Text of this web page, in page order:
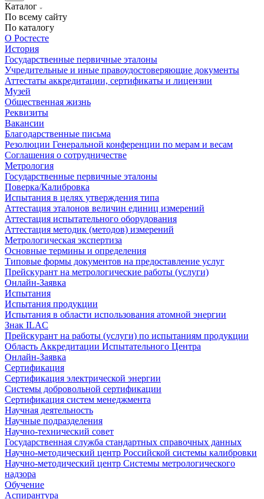
Каталог
По всему сайту
По каталогу
О Ростесте
История
Государственные первичные эталоны
Учредительные и иные правоудостоверяющие документы
Аттестаты аккредитации, сертификаты и лицензии
Музей
Общественная жизнь
Реквизиты
Вакансии
Благодарственные письма
Резолюции Генеральной конференции по мерам и весам
Соглашения о сотрудничестве
Метрология
Государственные первичные эталоны
Поверка/Калибровка
Испытания в целях утверждения типа
Аттестация эталонов величин единиц измерений
Аттестация испытательного оборудования
Аттестация методик (методов) измерений
Метрологическая экспертиза
Основные термины и определения
Типовые формы документов на предоставление услуг
Прейскурант на метрологические работы (услуги)
Онлайн-Заявка
Испытания
Испытания продукции
Испытания в области использования атомной энергии
Знак ILAC
Прейскурант на работы (услуги) по испытаниям продукции
Область Аккредитации Испытательного Центра
Онлайн-Заявка
Сертификация
Сертификация электрической энергии
Системы добровольной сертификации
Сертификация систем менеджмента
Научная деятельность
Научные подразделения
Научно-технический совет
Государственная служба стандартных справочных данных
Научно-методический центр Российской системы калибровки
Научно-методический центр Системы метрологического
надзора
Обучение
Аспирантура